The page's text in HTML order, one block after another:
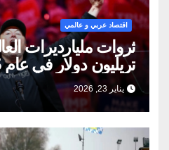
اقتصاد عربي و عالمي
تريليون دولار في عام 2025
يناير 23, 2026